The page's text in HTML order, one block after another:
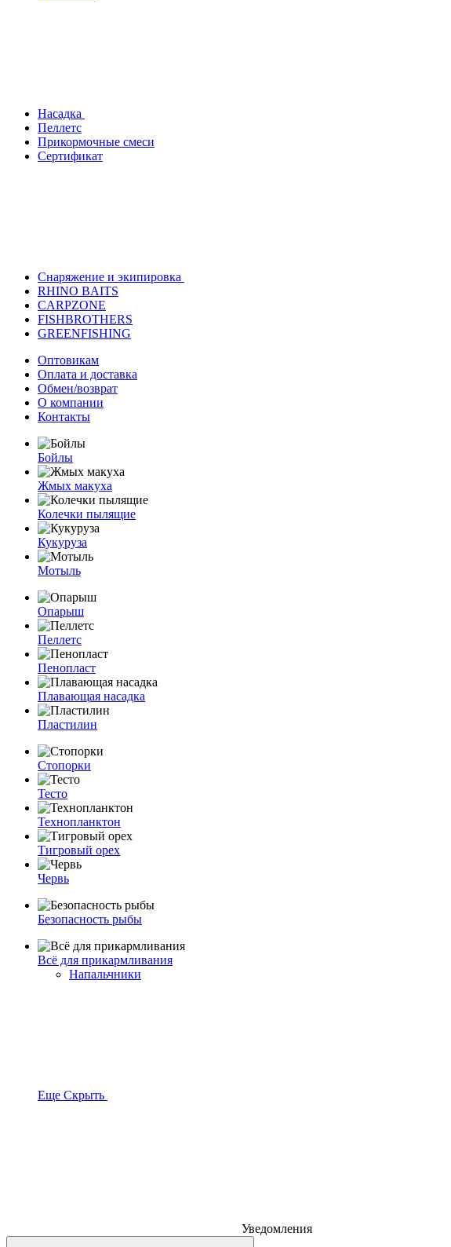
Насадка
Пеллетс
Прикормочные смеси
Сертификат
Снаряжение и экипировка
RHINO BAITS
CARPZONE
FISHBROTHERS
GREENFISHING
Оптовикам
Оплата и доставка
Обмен/возврат
О компании
Контакты
Бойлы
Жмых макуха
Колечки пылящие
Кукуруза
Мотыль
Опарыш
Пеллетс
Пенопласт
Плавающая насадка
Пластилин
Стопорки
Тесто
Технопланктон
Тигровый орех
Червь
Безопасность рыбы
Всё для прикармливания
Напальчники
Еще Скрыть
Уведомления